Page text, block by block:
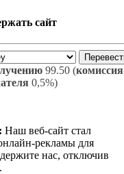
сайт
99.50 (
0,5%)
Наш веб-сайт стал
рекламы для
нас, отключив